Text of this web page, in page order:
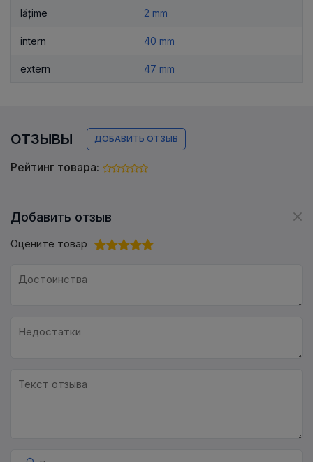
lățime 2 mm
intern 40 mm
extern 47 mm
ОТЗЫВЫ ДОБАВИТЬ ОТЗЫВ
Рейтинг товара:
Добавить отзыв
Оцените товар